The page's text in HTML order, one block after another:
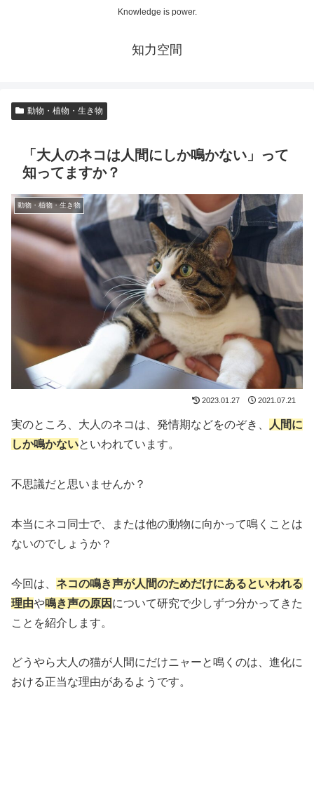
Knowledge is power.
知力空間
動物・植物・生き物
「大人のネコは人間にしか鳴かない」って
知ってますか？
動物・植物・生き物
2023.01.27 2021.07.21
実のところ、大人のネコは、発情期などをのぞき、
人間に
しか鳴かないといわれています。
不思議だと思いませんか？
本当にネコ同士で、または他の動物に向かって鳴くことは
ないのでしょうか？
今回は、 ネコの鳴き声が人間のためだけにあるといわれる
理由や鳴き声の原因 について研究で少しずつ分かってきた
ことを紹介します。
どうやら大人の猫が人間にだけニャーと鳴くのは、進化に
おける正当な理由があるようです。